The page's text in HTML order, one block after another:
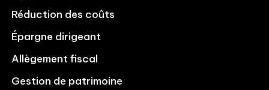
Réduction des coûts
Épargne dirigeant
Allègement fiscal
Gestion de patrimoine